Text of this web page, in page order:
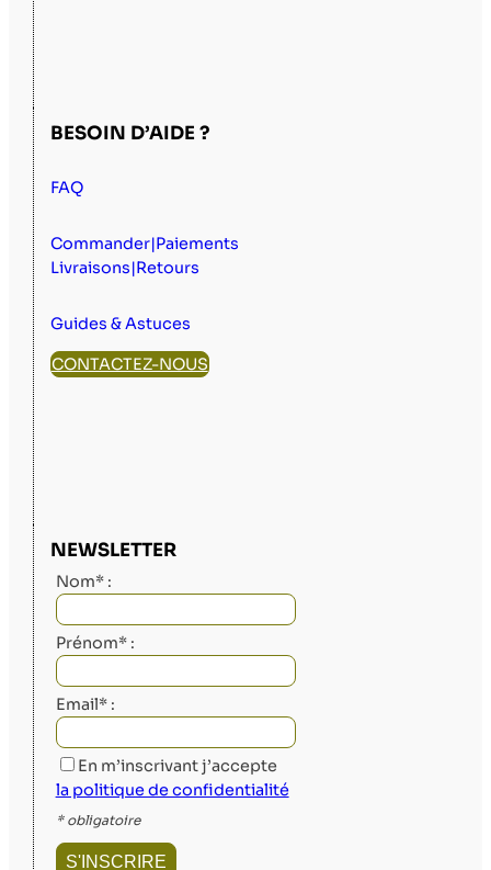
BESOIN D’AIDE ?
FAQ
Commander|Paiements
Livraisons|Retours
Guides & Astuces
CONTACTEZ-NOUS
NEWSLETTER
Nom* :
Prénom* :
Email* :
En m’inscrivant j’accepte
la politique de confidentialité
* obligatoire